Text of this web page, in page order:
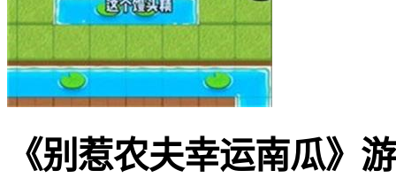
《别惹农夫幸运南瓜》